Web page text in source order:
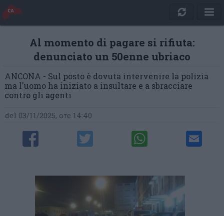
Al momento di pagare si rifiuta:
denunciato un 50enne ubriaco
ANCONA - Sul posto è dovuta intervenire la polizia
ma l'uomo ha iniziato a insultare e a sbracciare
contro gli agenti
del 03/11/2025, ore 14:40